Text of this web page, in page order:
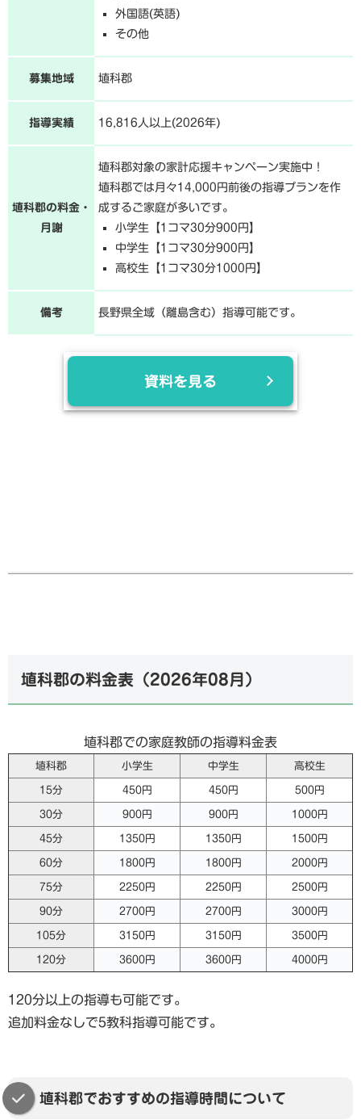
外国語(英語)
その他
募集地域 埴科郡
指導実績 16,816人以上(2026年)
埴科郡の料金・
月謝
埴科郡対象の家計応援キャンペーン実施中！
埴科郡では月々14,000円前後の指導プランを作
成するご家庭が多いです。
小学生【1コマ30分900円】
中学生【1コマ30分900円】
高校生【1コマ30分1000円】
備考 長野県全域（離島含む）指導可能です。
資料を見る
埴科郡の料金表（2026年08月）
埴科郡での家庭教師の指導料金表
埴科郡 小学生 中学生 高校生
15分 450円 450円 500円
30分 900円 900円 1000円
45分 1350円 1350円 1500円
60分 1800円 1800円 2000円
75分 2250円 2250円 2500円
90分 2700円 2700円 3000円
105分 3150円 3150円 3500円
120分 3600円 3600円 4000円
120分以上の指導も可能です。
追加料金なしで5教科指導可能です。
埴科郡でおすすめの指導時間について